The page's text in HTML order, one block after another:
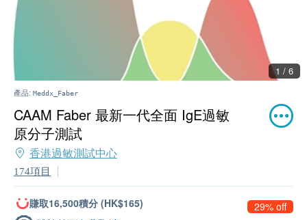
2 / 6
產品: Meddx_Faber
CAAM Faber 最新一代全面 IgE過敏
原分子測試
香港過敏測試中心
174項目
賺取16,500積分 (HK$165) 29% off